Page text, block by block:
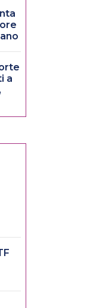
a